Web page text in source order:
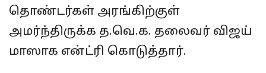
தொண்டர்கள் அரங்கிற்குள்
அமர்ந்திருக்க த.வெ.க. தலைவர் விஜய்
மாஸாக என்ட்ரி கொடுத்தார்.